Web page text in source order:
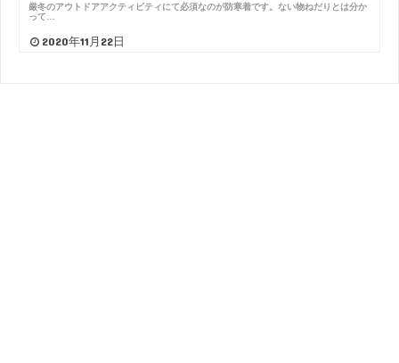
厳冬のアウトドアアクティビティにて必須なのが防寒着です。ない物ねだりとは分か
って…
2020年11月22日